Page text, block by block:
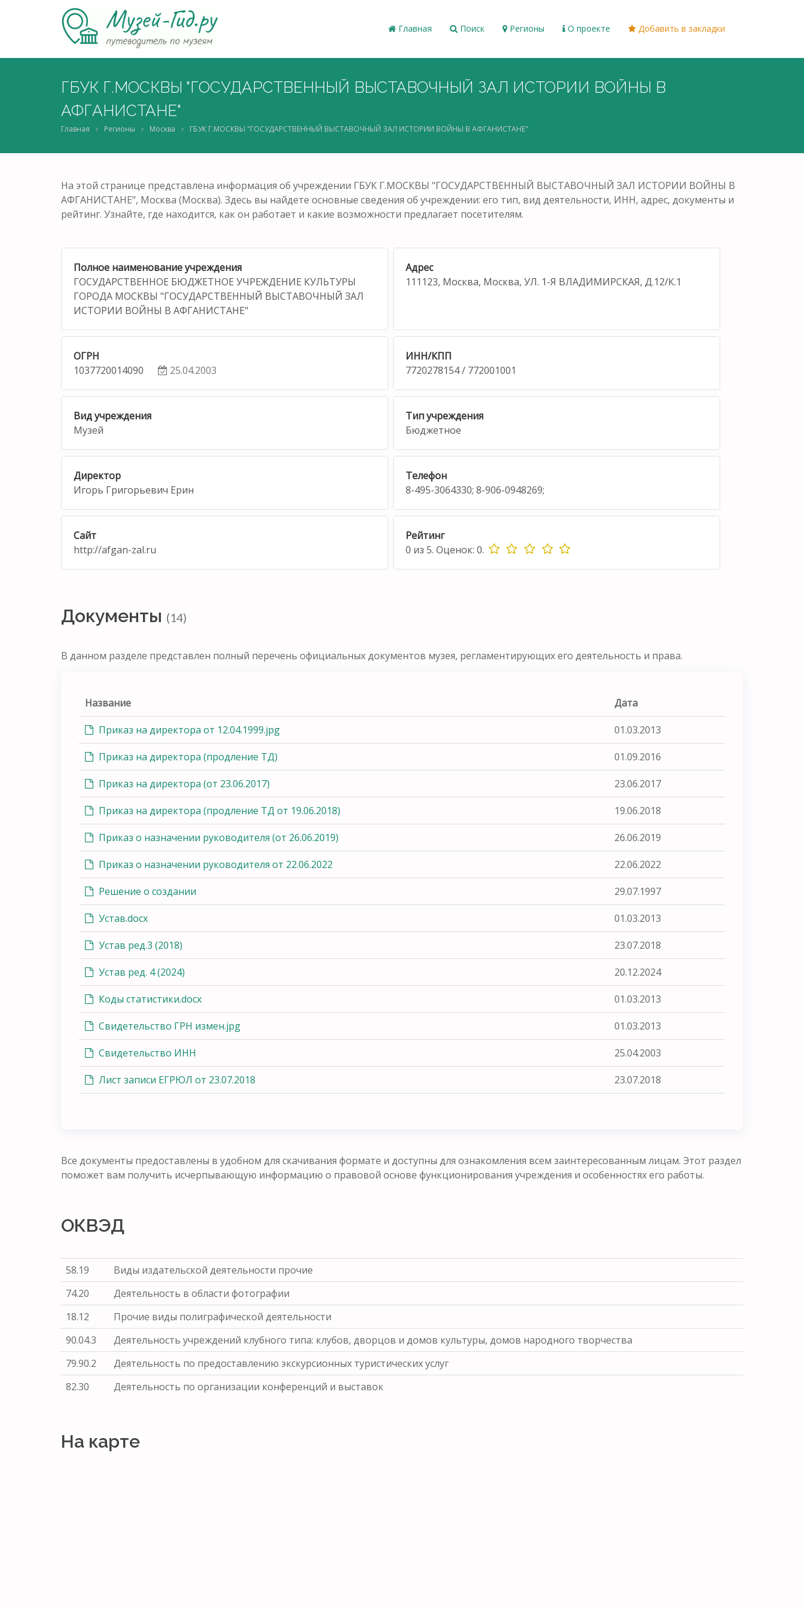
Главная Поиск Регионы О проекте Добавить в закладки
ГБУК Г.МОСКВЫ "ГОСУДАРСТВЕННЫЙ ВЫСТАВОЧНЫЙ ЗАЛ ИСТОРИИ ВОЙНЫ В
АФГАНИСТАНЕ"
Главная Регионы Москва ГБУК Г.МОСКВЫ "ГОСУДАРСТВЕННЫЙ ВЫСТАВОЧНЫЙ ЗАЛ ИСТОРИИ ВОЙНЫ В АФГАНИСТАНЕ"
На этой странице представлена информация об учреждении ГБУК Г.МОСКВЫ "ГОСУДАРСТВЕННЫЙ ВЫСТАВОЧНЫЙ ЗАЛ ИСТОРИИ ВОЙНЫ В
АФГАНИСТАНЕ", Москва (Москва). Здесь вы найдете основные сведения об учреждении: его тип, вид деятельности, ИНН, адрес, документы и
рейтинг. Узнайте, где находится, как он работает и какие возможности предлагает посетителям.
Полное наименование учреждения
ГОСУДАРСТВЕННОЕ БЮДЖЕТНОЕ УЧРЕЖДЕНИЕ КУЛЬТУРЫ
ГОРОДА МОСКВЫ "ГОСУДАРСТВЕННЫЙ ВЫСТАВОЧНЫЙ ЗАЛ
ИСТОРИИ ВОЙНЫ В АФГАНИСТАНЕ"
Адрес
111123, Москва, Москва, УЛ. 1-Я ВЛАДИМИРСКАЯ, Д.12/К.1
ОГРН
1037720014090
25.04.2003
ИНН/КПП
7720278154 / 772001001
Вид учреждения
Музей
Тип учреждения
Бюджетное
Директор
Игорь Григорьевич Ерин
Телефон
8-495-3064330; 8-906-0948269;
Сайт
http://afgan-zal.ru
Рейтинг
0 из5. Оценок:0.
Документы (14)
В данном разделе представлен полный перечень официальных документов музея, регламентирующих его деятельность и права.
Название Дата
Приказ на директора от 12.04.1999.jpg 01.03.2013
Приказ на директора (продление ТД) 01.09.2016
Приказ на директора (от 23.06.2017) 23.06.2017
Приказ на директора (продление ТД от 19.06.2018) 19.06.2018
Приказ о назначении руководителя (от 26.06.2019) 26.06.2019
Приказ о назначении руководителя от 22.06.2022 22.06.2022
Решение о создании 29.07.1997
Устав.docx 01.03.2013
Устав ред.3 (2018) 23.07.2018
Устав ред. 4 (2024) 20.12.2024
Коды статистики.docx 01.03.2013
Свидетельство ГРН измен.jpg 01.03.2013
Свидетельство ИНН 25.04.2003
Лист записи ЕГРЮЛ от 23.07.2018 23.07.2018
Все документы предоставлены в удобном для скачивания формате и доступны для ознакомления всем заинтересованным лицам. Этот раздел
поможет вам получить исчерпывающую информацию о правовой основе функционирования учреждения и особенностях его работы.
ОКВЭД
58.19
Виды издательской деятельности прочие
74.20
Деятельность в области фотографии
18.12
Прочие виды полиграфической деятельности
90.04.3
Деятельность учреждений клубного типа: клубов, дворцов и домов культуры, домов народного творчества
79.90.2
Деятельность по предоставлению экскурсионных туристических услуг
82.30
Деятельность по организации конференций и выставок
На карте